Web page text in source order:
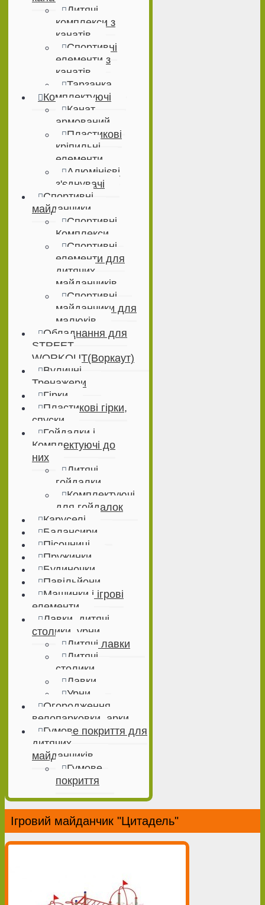
Дитячі
комплекси з
канатів
Спортивні
елементи з
канатів
Тарзанка
Комплектуючі
Канат
армований
Пластикові
кріпильні
елементи
Алюмінієві
з'єднувачі
Спортивні
майданчики
Спортивні
Комплекси
Спортивні
елементи для
дитячих
майданчиків
Спортивні
майданчики для
малюків
Обладнання для
STREET
WORKOUT(Воркаут)
Вуличні
Тренажери
Гірки
Пластикові гірки,
спуски
Гойдалки і
Комплектуючі до
них
Дитячі
гойдалки
Комплектуючі
для гойдалок
Каруселі
Балансири
Пісочниці
Пружинки
Будиночки
Павільйони
Машинки і ігрові
елементи
Лавки, дитячі
столики, урни
Дитячі лавки
Дитячі
столики
Лавки
Урни
Огородження,
велопарковки, арки
Гумове покриття для
дитячих
майданчиків
Гумове
покриття
Ігровий майданчик "Цитадель"